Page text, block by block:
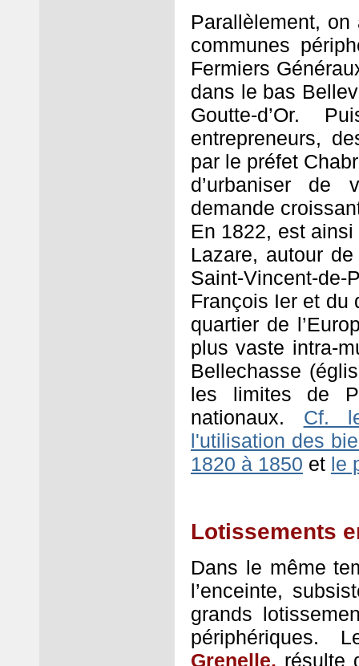
Parallèlement,
communes
Fermiers
dans le bas
Goutte-d’Or.
entrepreneurs,
par le préfet
d’urbaniser de
demande
En 1822, est
Lazare, autour
Saint-Vincent-
François Ier et du
quartier de
plus vaste intra-
Bellechasse
les limites de
nationaux. Cf.
l'utilisation des
1820 à 1850 et le
Lotissements
Dans le même
l’enceinte,
grands
périphériques.
Grenelle, résulte